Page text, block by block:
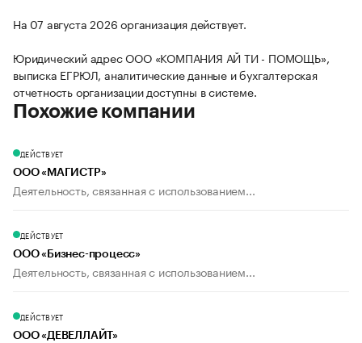
На 07 августа 2026 организация действует.
Юридический адрес ООО «КОМПАНИЯ АЙ ТИ - ПОМОЩЬ»,
выписка ЕГРЮЛ, аналитические данные и бухгалтерская
отчетность организации доступны в системе.
Похожие компании
ДЕЙСТВУЕТ
ООО «МАГИСТР»
Деятельность, связанная с использованием...
ДЕЙСТВУЕТ
ООО «Бизнес-процесс»
Деятельность, связанная с использованием...
ДЕЙСТВУЕТ
ООО «ДЕВЕЛЛАЙТ»